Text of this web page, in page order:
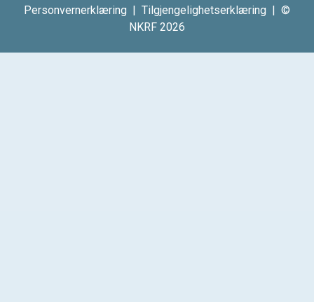
Personvernerklæring | Tilgjengelighetserklæring | ©
NKRF 2026